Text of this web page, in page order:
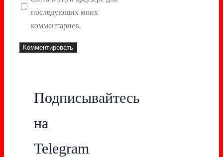
последующих моих
комментариев.
Подписывайтесь
на
Telegram